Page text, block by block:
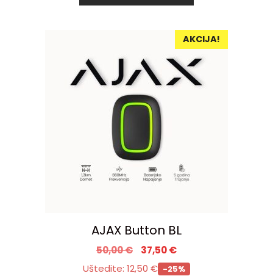
AKCIJA!
AJAX Button BL
50,00€ 37,50€
Uštedite: 12,50 € -25%